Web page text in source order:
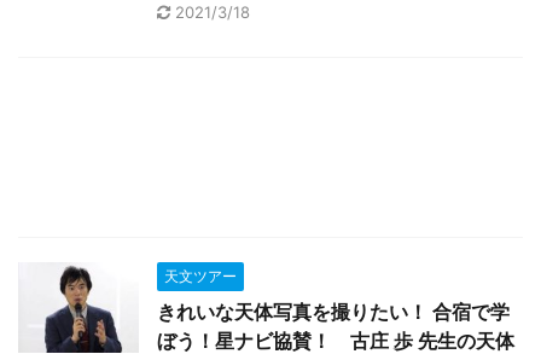
2021/3/18
天文ツアー
きれいな天体写真を撮りたい！ 合宿で学
ぼう！星ナビ協賛！ 古庄 歩 先生の天体